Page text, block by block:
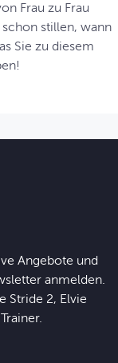
Frau zu Frau
stillen, wann
Sie zu diesem
Angebote und
anmelden.
Stride 2, Elvie